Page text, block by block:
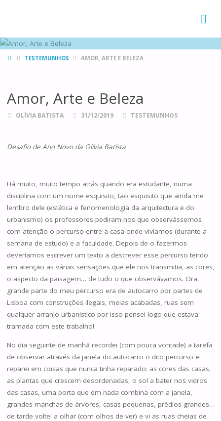
HOMETESTEMUNHOS AMOR, ARTE E BELEZA
Amor, Arte e Beleza
OLÍVIA BATISTA 31/12/2019 TESTEMUNHOS
Desafio de Ano Novo da Olívia Batista
Há muito, muito tempo atrás quando era estudante, numa
disciplina com um nome esquisito, tão esquisito que ainda me
lembro dele (estética e fenomenologia da arquitectura e do
urbanismo) os professores pediram-nos que observássemos
com atenção o percurso entre a casa onde vivíamos (durante a
semana de estudo) e a faculdade. Depois de o fazermos
deveríamos escrever um texto a descrever esse percurso tendo
em atenção as várias sensações que ele nos transmitia, as cores,
o aspecto da paisagem… de tudo o que observávamos. Ora,
grande parte do meu percurso era de autocarro por partes de
Lisboa com construções ilegais, meias acabadas, ruas sem
qualquer arranjo urbanístico por isso pensei logo que estava
tramada com este trabalho!
No dia seguinte de manhã recordei (com pouca vontade) a tarefa
de observar através da janela do autocarro o dito percurso e
reparei em coisas que nunca tinha reparado: as cores das casas,
as plantas que crescem desordenadas, o sol a bater nos vidros
das casas, uma porta que em nada combina com a janela,
grandes manchas de árvores, casas pequenas, prédios grandes…
de tarde voltei a olhar (com olhos de ver) e vi as ruas cheias de